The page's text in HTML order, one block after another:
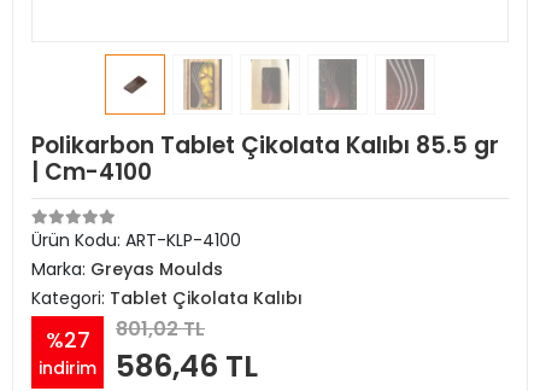
Polikarbon Tablet Çikolata Kalıbı 85.5 gr
| Cm-4100
Ürün Kodu: ART-KLP-4100
Marka: Greyas Moulds
Kategori: Tablet Çikolata Kalıbı
%27
indirim
801,02 TL
586,46 TL